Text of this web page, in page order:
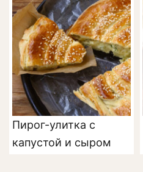
Пирог-улитка с
капустой и сыром